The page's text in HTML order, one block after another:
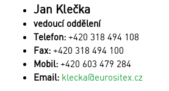
Jan Klečka
vedoucí oddělení
Telefon: +420 318 494 108
Fax: +420 318 494 100
Mobil: +420 603 479 284
Email: klecka@eurositex.cz